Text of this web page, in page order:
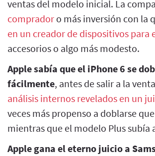
ventas del modelo inicial. La
comprador o más inversión con la
en un creador de dispositivos para
accesorios o algo más modesto.
Apple sabía que el iPhone 6 se
fácilmente, antes de salir a la
análisis internos revelados en un
veces más propenso a doblarse
mientras que el modelo Plus subía
Apple gana el eterno juicio a